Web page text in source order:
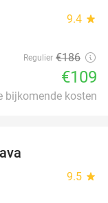
9.4 star
Regulier €186
€109
bijkomende kosten
9.5 star